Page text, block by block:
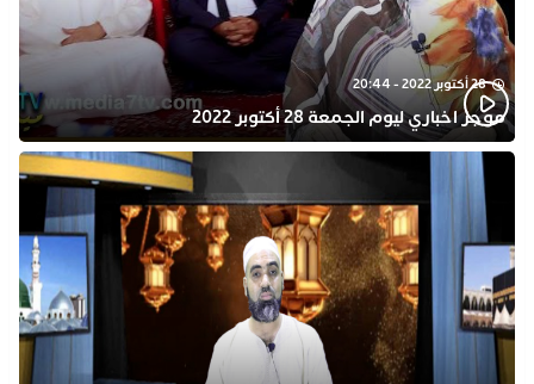
28 أكتوبر 2022 - 20:44
موجز اخباري ليوم الجمعة 28 أكتوبر 2022